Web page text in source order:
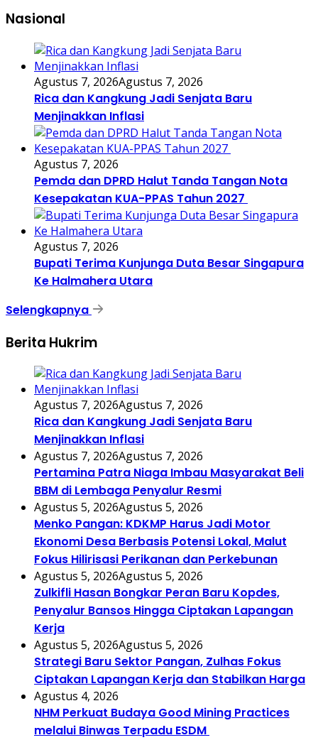
Nasional
Agustus 7, 2026Agustus 7, 2026
Rica dan Kangkung Jadi Senjata Baru
Menjinakkan Inflasi
Agustus 7, 2026
Pemda dan DPRD Halut Tanda Tangan Nota
Kesepakatan KUA-PPAS Tahun 2027
Agustus 7, 2026
Bupati Terima Kunjunga Duta Besar Singapura
Ke Halmahera Utara
Selengkapnya
Berita Hukrim
Agustus 7, 2026Agustus 7, 2026
Rica dan Kangkung Jadi Senjata Baru
Menjinakkan Inflasi
Agustus 7, 2026Agustus 7, 2026
Pertamina Patra Niaga Imbau Masyarakat Beli
BBM di Lembaga Penyalur Resmi
Agustus 5, 2026Agustus 5, 2026
Menko Pangan: KDKMP Harus Jadi Motor
Ekonomi Desa Berbasis Potensi Lokal, Malut
Fokus Hilirisasi Perikanan dan Perkebunan
Agustus 5, 2026Agustus 5, 2026
Zulkifli Hasan Bongkar Peran Baru Kopdes,
Penyalur Bansos Hingga Ciptakan Lapangan
Kerja
Agustus 5, 2026Agustus 5, 2026
Strategi Baru Sektor Pangan, Zulhas Fokus
Ciptakan Lapangan Kerja dan Stabilkan Harga
Agustus 4, 2026
NHM Perkuat Budaya Good Mining Practices
melalui Binwas Terpadu ESDM